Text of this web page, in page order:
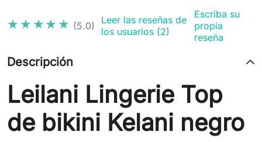
★★★★★
★★★★★ (5.0)
Leer las reseñas de
los usuarios (2)
Escriba su
propia
reseña
Descripción
Leilani Lingerie Top
de bikini Kelani negro